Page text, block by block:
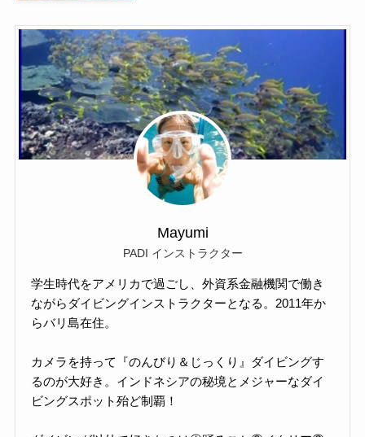
Mayumi
PADI インストラクター
学生時代をアメリカで過ごし、外資系金融機関で働き
ながらダイビングインストラクターとなる。2011年か
らバリ島在住。
カメラを持って『のんびり＆じっくり』ダイビングす
るのが大好き。インドネシアの秘境とメジャーなダイ
ビングスポット殆ど制覇！